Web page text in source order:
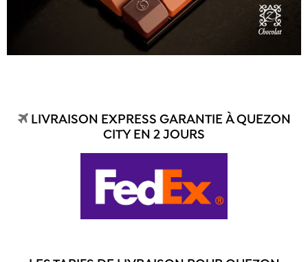
LIVRAISON EXPRESS GARANTIE À QUEZON
CITY EN 2 JOURS